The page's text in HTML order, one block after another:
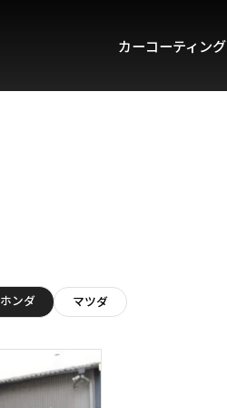
カーコーティング
ホンダ マツダ